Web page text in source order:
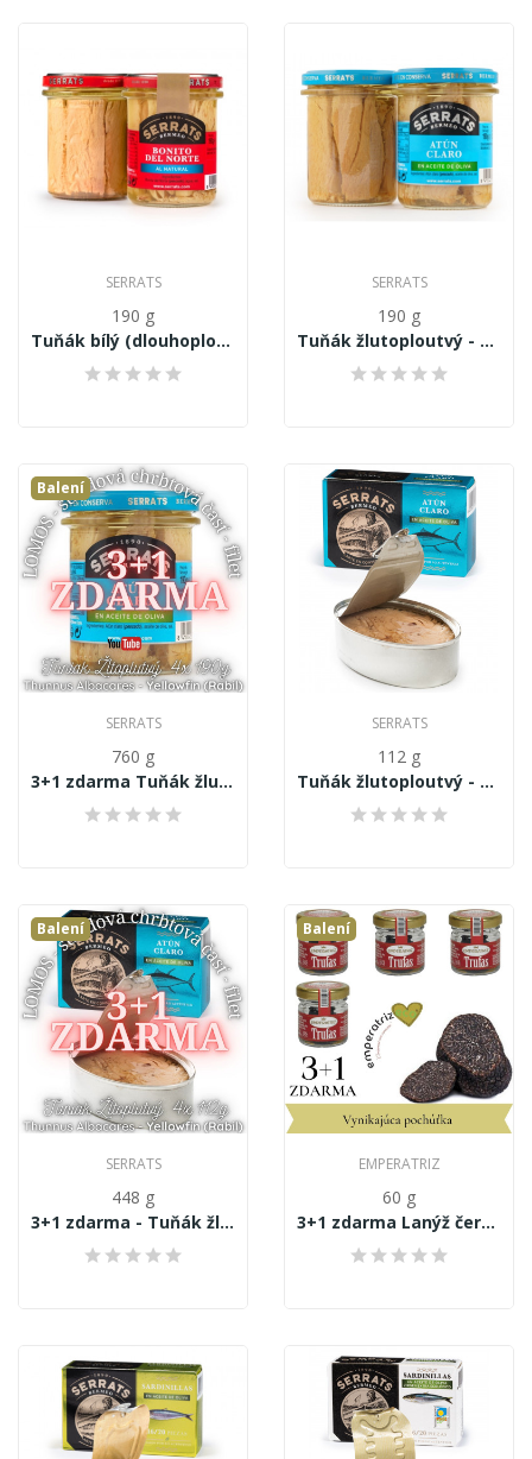
SERRATS
190 g
Tuňák bílý (dlouhoploutvý) Thunnus Alalunga,...
SERRATS
190 g
Tuňák žlutoploutvý - Thunnus Albacares, filety...
Balení
SERRATS
760 g
3+1 zdarma Tuňák žlutoploutvý - Thunnus...
SERRATS
112 g
Tuňák žlutoploutvý - Thunnus Albacares, filety...
Balení
SERRATS
448 g
3+1 zdarma - Tuňák žlutoploutvý - Thunnus...
Balení
EMPERATRIZ
60 g
3+1 zdarma Lanýž černá čerstvá 4x15g